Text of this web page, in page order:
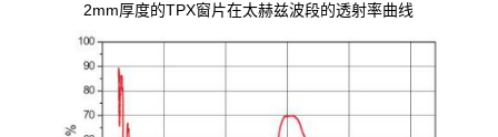
2mm厚度的TPX窗片在太赫兹波段的透射率曲线